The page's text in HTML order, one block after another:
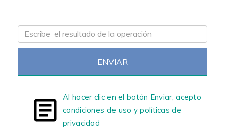
ENVIAR
Al hacer clic en el botón Enviar, acepto
condiciones de uso y políticas de
privacidad